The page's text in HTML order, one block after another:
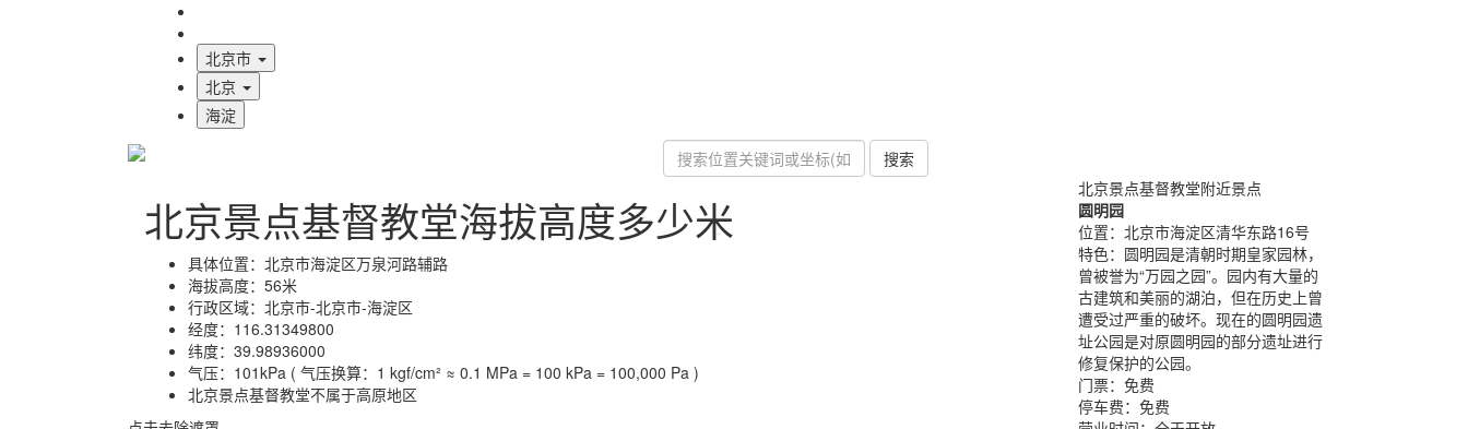
北京市
北京
海淀
搜索
北京景点基督教堂海拔高度多少米
具体位置： 北京市海淀区万泉河路辅路
海拔高度： 56米
行政区域： 北京市-北京市-海淀区
经度： 116.31349800
纬度： 39.98936000
气压： 101kPa ( 气压换算：1 kgf/cm² ≈ 0.1 MPa = 100 kPa = 100,000 Pa )
北京景点基督教堂不属于高原地区
北京景点基督教堂附近景点
圆明园
位置： 北京市海淀区清华东路16号
特色： 圆明园是清朝时期皇家园林，
曾被誉为“万园之园”。园内有大量的
古建筑和美丽的湖泊，但在历史上曾
遭受过严重的破坏。现在的圆明园遗
址公园是对原圆明园的部分遗址进行
修复保护的公园。
门票： 免费
停车费： 免费